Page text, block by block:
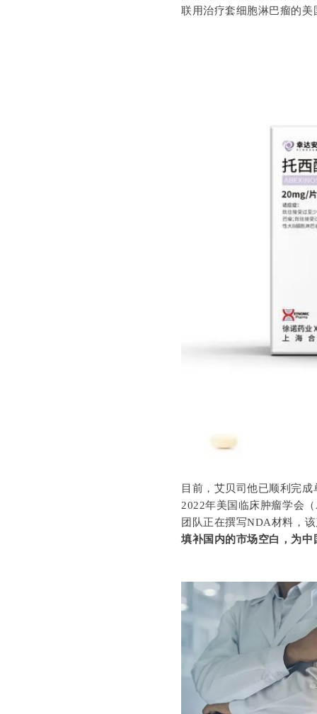
联用治疗套细胞淋巴瘤的
目前，艾贝司他已顺利完
2022年美国临床肿瘤学会
团队正在撰写NDA材料，
填补国内的市场空白，为